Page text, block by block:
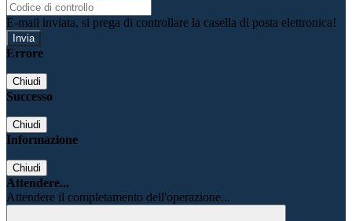
E-mail inviata, si prega di controllare la casella di posta elettronica!
Errore
Chiudi
Successo
Chiudi
Informazione
Chiudi
Attendere...
Attendere il completamento dell'operazione...